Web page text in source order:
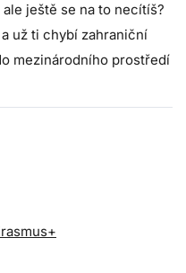
ještě se na to necítíš?
už ti chybí zahraniční
mezinárodního prostředí